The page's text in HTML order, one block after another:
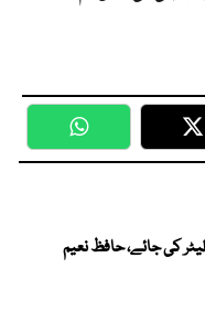
WhatsApp
228 روپے فی لیٹر کی جائے، حافظ نعیم